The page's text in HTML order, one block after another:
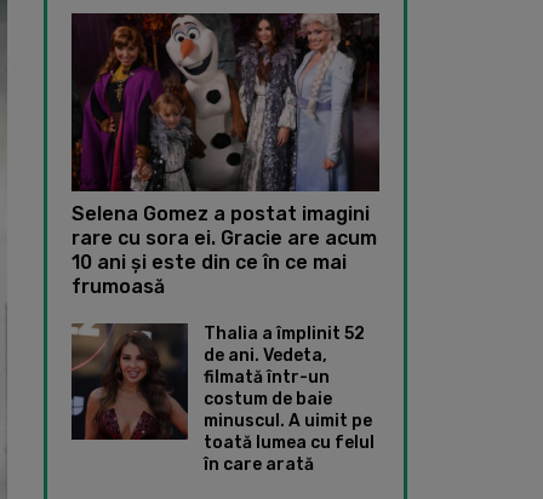
Selena Gomez a postat imagini
rare cu sora ei. Gracie are acum
10 ani și este din ce în ce mai
frumoasă
Thalia a împlinit 52
de ani. Vedeta,
filmată într-un
costum de baie
minuscul. A uimit pe
toată lumea cu felul
în care arată